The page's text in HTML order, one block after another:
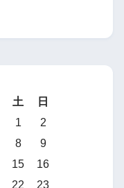
土
日
1
2
8
9
15
16
22 23